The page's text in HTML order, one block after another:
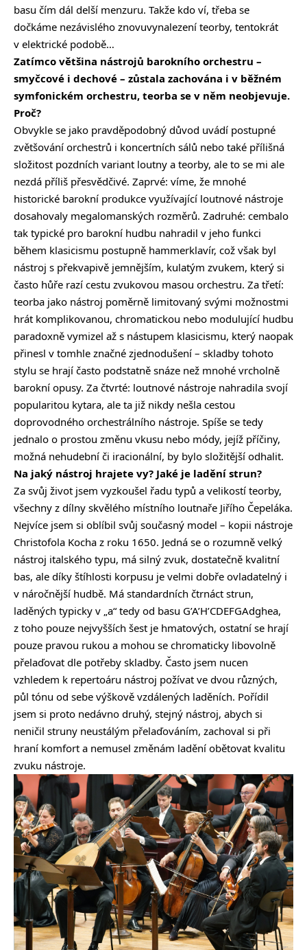
basu čím dál delší menzuru. Takže kdo ví, třeba se
dočkáme nezávislého znovuvynalezení teorby, tentokrát
v elektrické podobě…
Zatímco většina nástrojů barokního orchestru –
smyčcové i dechové – zůstala zachována i v běžném
symfonickém orchestru, teorba se v něm neobjevuje.
Proč?
Obvykle se jako pravděpodobný důvod uvádí postupné
zvětšování orchestrů i koncertních sálů nebo také přílišná
složitost pozdních variant loutny a teorby, ale to se mi ale
nezdá příliš přesvědčivé. Zaprvé: víme, že mnohé
historické barokní produkce využívající loutnové nástroje
dosahovaly megalomanských rozměrů. Zadruhé: cembalo
tak typické pro barokní hudbu nahradil v jeho funkci
během klasicismu postupně hammerklavír, což však byl
nástroj s překvapivě jemnějším, kulatým zvukem, který si
často hůře razí cestu zvukovou masou orchestru. Za třetí:
teorba jako nástroj poměrně limitovaný svými možnostmi
hrát komplikovanou, chromatickou nebo modulující hudbu
paradoxně vymizel až s nástupem klasicismu, který naopak
přinesl v tomhle značné zjednodušení – skladby tohoto
stylu se hrají často podstatně snáze než mnohé vrcholně
barokní opusy. Za čtvrté: loutnové nástroje nahradila svojí
popularitou kytara, ale ta již nikdy nešla cestou
doprovodného orchestrálního nástroje. Spíše se tedy
jednalo o prostou změnu vkusu nebo módy, jejíž příčiny,
možná nehudební či iracionální, by bylo složitější odhalit.
Na jaký nástroj hrajete vy? Jaké je ladění strun?
Za svůj život jsem vyzkoušel řadu typů a velikostí teorby,
všechny z dílny skvělého místního loutnaře Jiřího Čepeláka.
Nejvíce jsem si oblíbil svůj současný model – kopii nástroje
Christofola Kocha z roku 1650. Jedná se o rozumně velký
nástroj italského typu, má silný zvuk, dostatečně kvalitní
bas, ale díky štíhlosti korpusu je velmi dobře ovladatelný i
v náročnější hudbě. Má standardních čtrnáct strun,
laděných typicky v „a“ tedy od basu G’A’H’CDEFGAdghea,
z toho pouze nejvyšších šest je hmatových, ostatní se hrají
pouze pravou rukou a mohou se chromaticky libovolně
přelaďovat dle potřeby skladby. Často jsem nucen
vzhledem k repertoáru nástroj požívat ve dvou různých,
půl tónu od sebe výškově vzdálených laděních. Pořídil
jsem si proto nedávno druhý, stejný nástroj, abych si
neničil struny neustálým přelaďováním, zachoval si při
hraní komfort a nemusel změnám ladění obětovat kvalitu
zvuku nástroje.